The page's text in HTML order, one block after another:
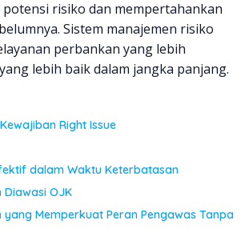
risiko dan mempertahankan
Sistem manajemen risiko
perbankan yang lebih
lebih baik dalam jangka panjang.
Right Issue
dalam Waktu Keterbatasan
Diawasi OJK
Memperkuat Peran Pengawas Tanpa